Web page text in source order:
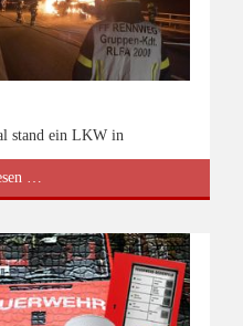
stand ein LKW in
…
4
-
LKW-
Brand
A10